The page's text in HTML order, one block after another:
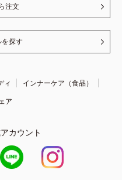
注文
探す
ィ
インナーケア（食品）
ア
カウント